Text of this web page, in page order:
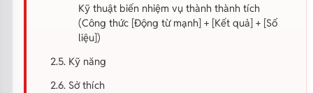
Kỹ thuật biến nhiệm vụ thành thành tích
(Công thức [Động từ mạnh] + [Kết quả] + [Số
liệu])
2.5. Kỹ năng
2.6. Sở thích